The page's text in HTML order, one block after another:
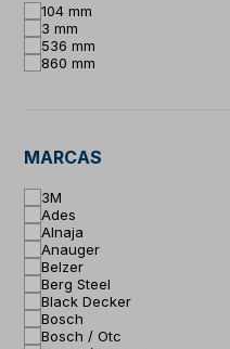
104 mm
3 mm
536 mm
860 mm
MARCAS
3M
Ades
Alnaja
Anauger
Belzer
Berg Steel
Black Decker
Bosch
Bosch / Otc